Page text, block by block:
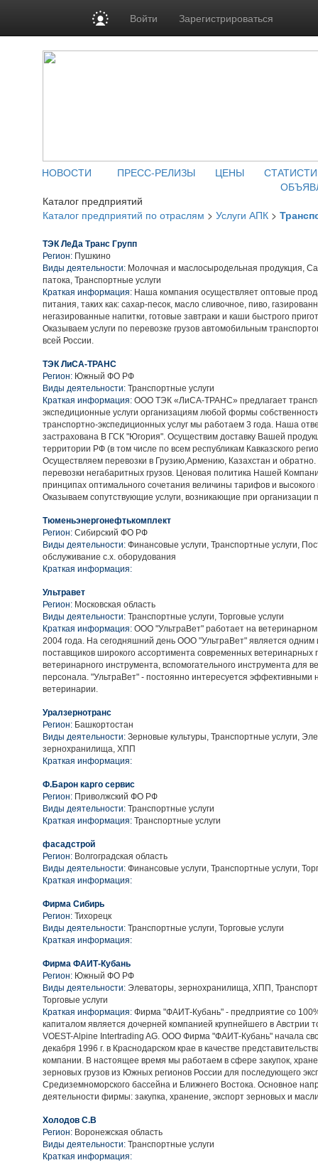
Войти Зарегистрироваться
НОВОСТИ ПРЕСС-РЕЛИЗЫ ЦЕНЫ
Каталог предприятий
Каталог предприятий по отраслям > Услуги АПК >
ТЭК ЛеДа Транс Групп
Регион: Пушкино
Виды деятельности: Молочная и маслосыродельная продукция,
патока, Транспортные услуги
Краткая информация: Наша компания осуществляет оптовые
питания, таких как: сахар-песок, масло сливочное, пиво,
негазированные напитки, готовые завтраки и каши быстрого
Оказываем услуги по перевозке грузов автомобильным
всей России.
ТЭК ЛиСА-ТРАНС
Регион: Южный ФО РФ
Виды деятельности: Транспортные услуги
Краткая информация: ООО ТЭК «ЛиСА-ТРАНС» предлагает
экспедиционные услуги организациям любой формы
транспортно-экспедиционных услуг мы работаем 3 года. Наша
застрахована В ГСК "Югория". Осуществим доставку Вашей
территории РФ (в том числе по всем республикам Кавказского
Осуществляем перевозки в Грузию,Армению, Казахстан и
перевозки негабаритных грузов. Ценовая политика Нашей
принципах оптимального сочетания величины тарифов и высокого
Оказываем сопутствующие услуги, возникающие при организации
Тюменьэнергонефтькомплект
Регион: Сибирский ФО РФ
Виды деятельности: Финансовые услуги, Транспортные услуги,
обслуживание с.х. оборудования
Краткая информация:
Ультравет
Регион: Московская область
Виды деятельности: Транспортные услуги, Торговые услуги
Краткая информация: ООО "УльтраВет" работает на
2004 года. На сегодняшний день ООО "УльтраВет" является одним
поставщиков широкого ассортимента современных ветеринарных
ветеринарного инструмента, вспомогательного инструмента для
персонала. "УльтраВет" - постоянно интересуется эффективными
ветеринарии.
Уралзернотранс
Регион: Башкортостан
Виды деятельности: Зерновые культуры, Транспортные услуги,
зернохранилища, ХПП
Краткая информация:
Ф.Барон карго сервис
Регион: Приволжский ФО РФ
Виды деятельности: Транспортные услуги
Краткая информация: Транспортные услуги
фасадстрой
Регион: Волгоградская область
Виды деятельности: Финансовые услуги, Транспортные услуги,
Краткая информация:
Фирма Сибирь
Регион: Тихорецк
Виды деятельности: Транспортные услуги, Торговые услуги
Краткая информация:
Фирма ФАИТ-Кубань
Регион: Южный ФО РФ
Виды деятельности: Элеваторы, зернохранилища, ХПП,
Торговые услуги
Краткая информация: Фирма "ФАИТ-Кубань" - предприятие со
капиталом является дочерней компанией крупнейшего в Австрии
VOEST-Alpine Intertrading AG. ООО Фирма "ФАИТ-Кубань" начала
декабря 1996 г. в Краснодарском крае в качестве
компании. В настоящее время мы работаем в сфере закупок,
зерновых грузов из Южных регионов России для последующего
Средиземноморского бассейна и Ближнего Востока. Основное
деятельности фирмы: закупка, хранение, экспорт зерновых и
Холодов С.В
Регион: Воронежская область
Виды деятельности: Транспортные услуги
Краткая информация: